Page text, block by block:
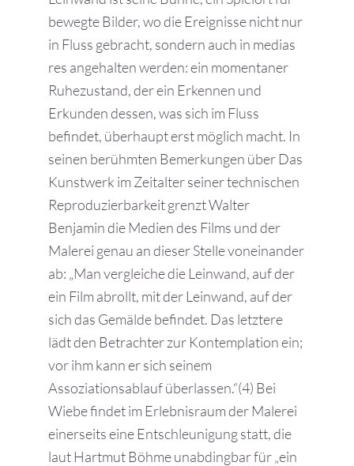
bewegte Bilder, wo die Ereignisse nicht nur
in Fluss gebracht, sondern auch in medias
res angehalten werden: ein momentaner
Ruhezustand, der ein Erkennen und
Erkunden dessen, was sich im Fluss
befindet, überhaupt erst möglich macht. In
seinen berühmten Bemerkungen über Das
Kunstwerk im Zeitalter seiner technischen
Reproduzierbarkeit grenzt Walter
Benjamin die Medien des Films und der
Malerei genau an dieser Stelle voneinander
ab: „Man vergleiche die Leinwand, auf der
ein Film abrollt, mit der Leinwand, auf der
sich das Gemälde befindet. Das letztere
lädt den Betrachter zur Kontemplation ein;
vor ihm kann er sich seinem
Assoziationsablauf überlassen.“(4) Bei
Wiebe findet im Erlebnisraum der Malerei
einerseits eine Entschleunigung statt, die
laut Hartmut Böhme unabdingbar für „ein